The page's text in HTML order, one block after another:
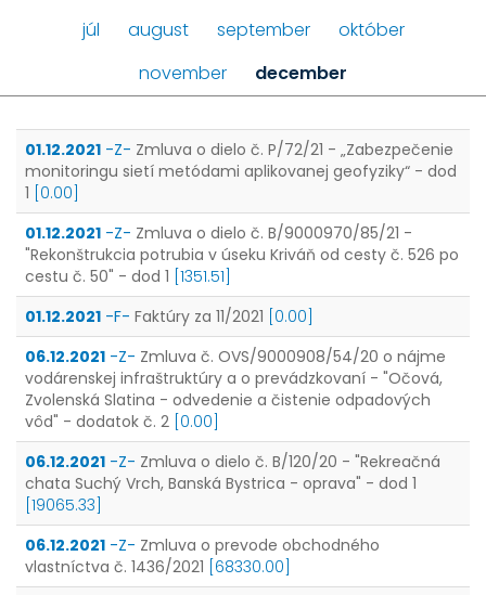
júl
august september
október
november
december
01.12.2021 -Z- Zmluva o dielo č. P/72/21 - „Zabezpečenie
monitoringu sietí metódami aplikovanej geofyziky“ - dod
1 [0.00]
01.12.2021 -Z- Zmluva o dielo č. B/9000970/85/21 -
"Rekonštrukcia potrubia v úseku Kriváň od cesty č. 526 po
cestu č. 50" - dod 1 [1351.51]
01.12.2021 -F- Faktúry za 11/2021 [0.00]
06.12.2021 -Z- Zmluva č. OVS/9000908/54/20 o nájme
vodárenskej infraštruktúry a o prevádzkovaní - "Očová,
Zvolenská Slatina - odvedenie a čistenie odpadových
vôd" - dodatok č. 2 [0.00]
06.12.2021 -Z- Zmluva o dielo č. B/120/20 - "Rekreačná
chata Suchý Vrch, Banská Bystrica - oprava" - dod 1
[19065.33]
06.12.2021 -Z- Zmluva o prevode obchodného
vlastníctva č. 1436/2021 [68330.00]